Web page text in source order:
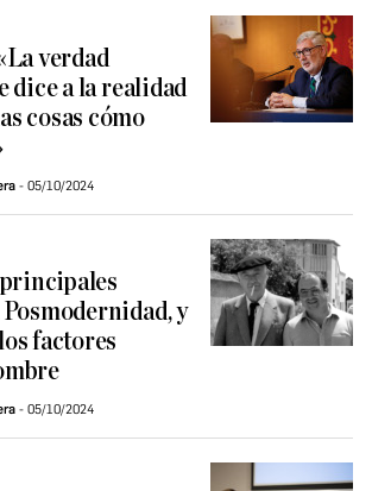
verdad
dice a la realidad
cosas cómo
05/10/2024
y
factores
05/10/2024